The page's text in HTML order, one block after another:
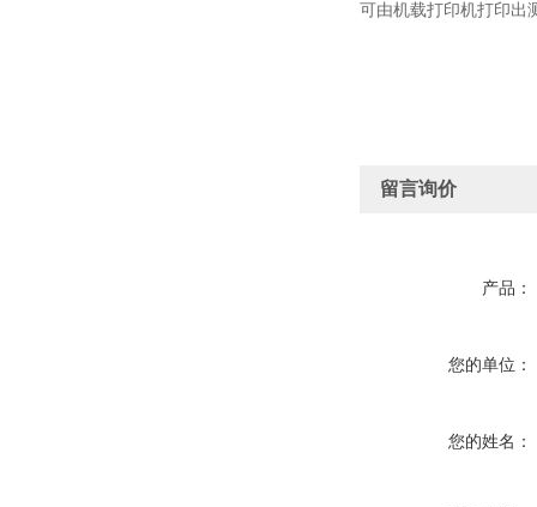
可由机载打印机打印出
留言询价
产品：
您的单位：
您的姓名：